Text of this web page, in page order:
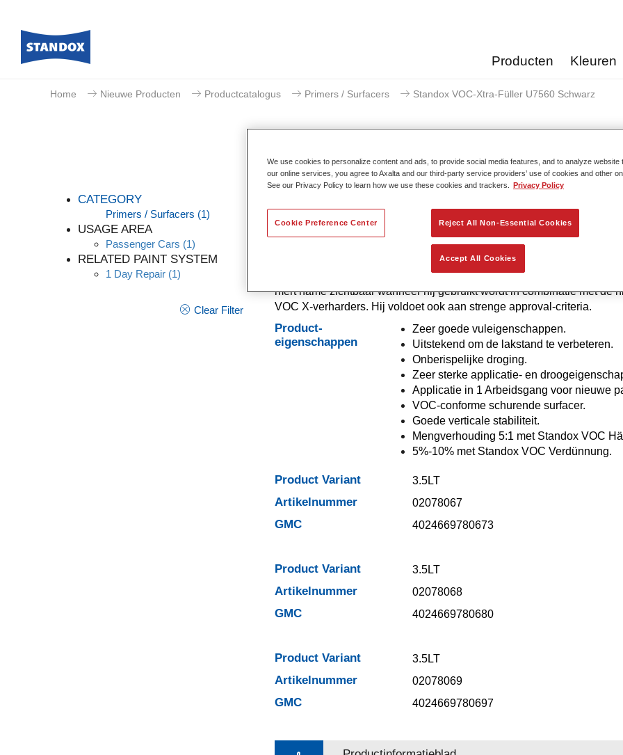
Producten Kleuren
Home Nieuwe Producten Productcatalogus Primers / Surfacers Standox VOC-Xtra-Füller U7560 Schwarz
CATEGORY
Primers / Surfacers (1)
USAGE AREA
Passenger Cars (1)
RELATED PAINT SYSTEM
1 Day Repair (1)
Clear Filter
Standox VOC-Xtra-Füller
Deze universele Standox VOC-Xtra-Füller U7560 levert dankzij de
fillertechnologie de beste resultaten. De zeer goede kwaliteit en
zorgen voor de ideale basis voor perfecte oppervlakken. Zijn voordelen
mert name zichtbaar wanneer hij gebruikt wordt in combinatie met de
VOC X-verharders. Hij voldoet ook aan strenge approval-criteria.
Product-
eigenschappen
Zeer goede vuleigenschappen.
Uitstekend om de lakstand te verbeteren.
Onberispelijke droging.
Zeer sterke applicatie- en
Applicatie in 1 Arbeidsgang voor nieuwe
VOC-conforme schurende surfacer.
Goede verticale stabiliteit.
Mengverhouding 5:1 met Standox VOC
5%-10% met Standox VOC Verdünnung.
Product Variant 3.5LT
Artikelnummer 02078067
GMC 4024669780673
Product Variant 3.5LT
Artikelnummer 02078068
GMC 4024669780680
Product Variant 3.5LT
Artikelnummer 02078069
GMC 4024669780697
We use cookies to personalize content and ads, to provide social media features, and to analyze website
our online services, you agree to Axalta and our third-party service providers’ use of cookies and other
See our Privacy Policy to learn how we use these cookies and trackers.
Privacy Policy
Reject All Non-Essential Cookies
Accept All Cookies
Cookie Preference Center